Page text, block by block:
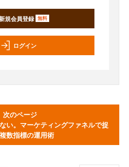
規会員登録 無料
ログイン
次のページ
い。マーケティングファネルで捉
数指標の運用術